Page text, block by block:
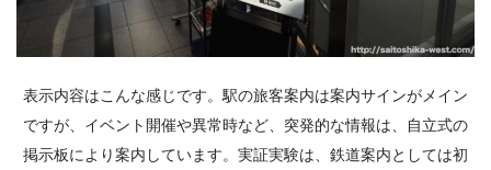
表示内容はこんな感じです。駅の旅客案内は案内サインがメイン
ですが、イベント開催や異常時など、突発的な情報は、自立式の
掲示板により案内しています。実証実験は、鉄道案内としては初